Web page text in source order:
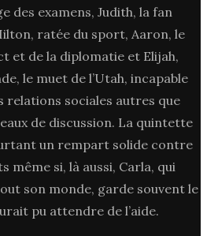
des examens, Judith, la fan
ratée du sport, Aaron, le
et de la diplomatie et Elijah,
le muet de l’Utah, incapable
relations sociales autres que
de discussion. La quintette
un rempart solide contre
même si, là aussi, Carla, qui
son monde, garde souvent le
pu attendre de l’aide.